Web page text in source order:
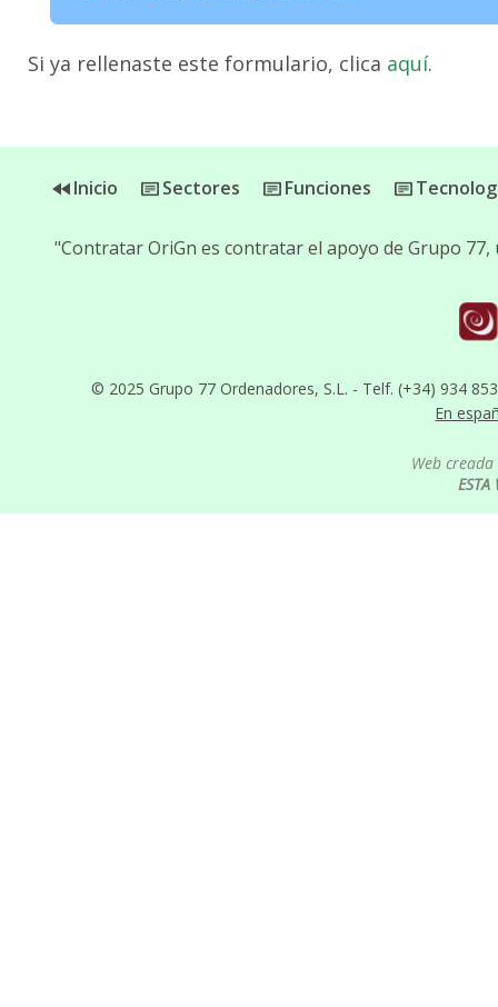
Si ya rellenaste este formulario, clica aquí.
Inicio Sectores Funciones
© 2025 Grupo 77 Ordenadores, S.L. - Telf. (+34) 934
En
"Contratar OriGn es contratar el apoyo de Grupo
Web
ESTA